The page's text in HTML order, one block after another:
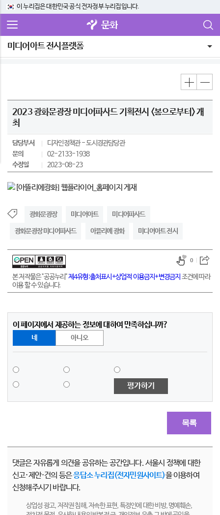
이 누리집은 대한민국 공식 전자정부 누리집입니다.
문화
미디어아트 전시플랫폼
2023 광화문광장 미디어파사드 기획전시 <봄으로부터> 개
최
담당부서 디자인정책관
도시경관담당관
문의
02-2133-1938
수정일
2023-08-23
광화문광장 미디어아트 미디어파사드
광화문광장 미디어파사드 아뜰리에 광화 미디어아트 전시
본 저작물은 "공공누리"제4유형:출처표시+상업적 이용금지+변경금지 조건에 따라
이용 할 수 있습니다.
0
이 페이지에서 제공하는 정보에 대하여 만족하십니까?
네 아니오
평가하기
목록
댓글은 자유롭게 의견을 공유하는 공간입니다. 서울시 정책에 대한
신고·제안·건의 등은응답소 누리집(전자민원사이트)을 이용하여
신청해주시기 바랍니다.
상업성 광고, 저작권 침해, 저속한 표현, 특정인에 대한 비방, 명예훼손,